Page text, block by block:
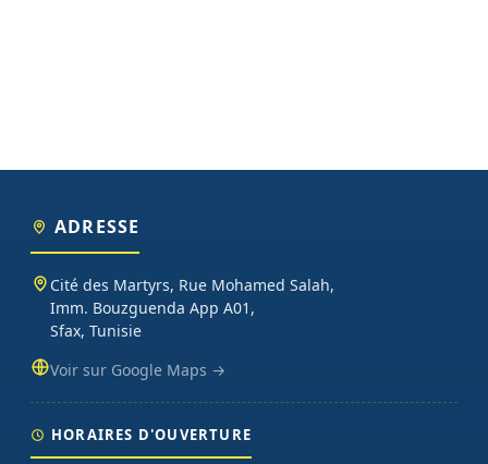
ADRESSE
Cité des Martyrs, Rue Mohamed Salah,
Imm. Bouzguenda App A01,
Sfax, Tunisie
Voir sur Google Maps →
HORAIRES D'OUVERTURE